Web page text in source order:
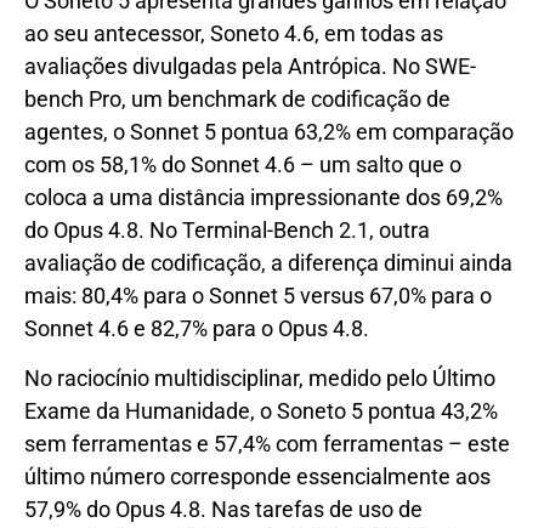
ao seu antecessor, Soneto 4.6, em todas as
avaliações divulgadas pela Antrópica. No SWE-
bench Pro, um benchmark de codificação de
agentes, o Sonnet 5 pontua 63,2% em comparação
com os 58,1% do Sonnet 4.6 – um salto que o
coloca a uma distância impressionante dos 69,2%
do Opus 4.8. No Terminal-Bench 2.1, outra
avaliação de codificação, a diferença diminui ainda
mais: 80,4% para o Sonnet 5 versus 67,0% para o
Sonnet 4.6 e 82,7% para o Opus 4.8.
No raciocínio multidisciplinar, medido pelo Último
Exame da Humanidade, o Soneto 5 pontua 43,2%
sem ferramentas e 57,4% com ferramentas – este
último número corresponde essencialmente aos
57,9% do Opus 4.8. Nas tarefas de uso de